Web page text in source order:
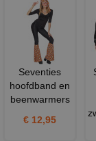
Seventies
hoofdband en
beenwarmers
€ 12,95